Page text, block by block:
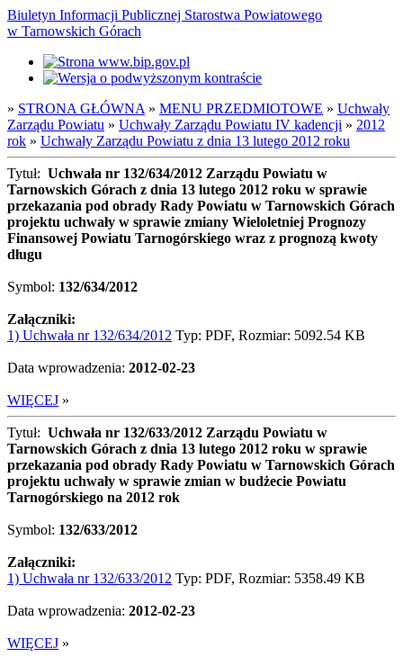
Biuletyn Informacji Publicznej Starostwa Powiatowego
w Tarnowskich Górach
» STRONA GŁÓWNA » MENU PRZEDMIOTOWE » Uchwały
Zarządu Powiatu » Uchwały Zarządu Powiatu IV kadencji » 2012
rok » Uchwały Zarządu Powiatu z dnia 13 lutego 2012 roku
Tytuł: Uchwała nr 132/634/2012 Zarządu Powiatu w
Tarnowskich Górach z dnia 13 lutego 2012 roku w sprawie
przekazania pod obrady Rady Powiatu w Tarnowskich Górach
projektu uchwały w sprawie zmiany Wieloletniej Prognozy
Finansowej Powiatu Tarnogórskiego wraz z prognozą kwoty
długu
Symbol: 132/634/2012
Załączniki:
1) Uchwała nr 132/634/2012 Typ: PDF, Rozmiar: 5092.54 KB
Data wprowadzenia: 2012-02-23
WIĘCEJ »
Tytuł: Uchwała nr 132/633/2012 Zarządu Powiatu w
Tarnowskich Górach z dnia 13 lutego 2012 roku w sprawie
przekazania pod obrady Rady Powiatu w Tarnowskich Górach
projektu uchwały w sprawie zmian w budżecie Powiatu
Tarnogórskiego na 2012 rok
Symbol: 132/633/2012
Załączniki:
1) Uchwała nr 132/633/2012 Typ: PDF, Rozmiar: 5358.49 KB
Data wprowadzenia: 2012-02-23
WIĘCEJ »